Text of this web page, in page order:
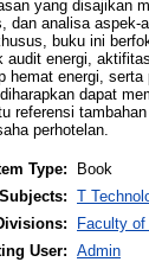
yang disajikan
dan analisa aspek-
buku ini
audit energi,
hemat energi, serta
dapat
referensi
perhotelan.
Type:
Book
Subjects: T
Faculty
User: Admin